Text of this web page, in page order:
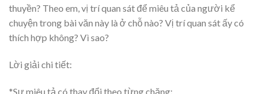
thuyền? Theo em, vị trí quan sát để miêu tả của người kể
chuyện trong bài văn này là ở chỗ nào? Vị trí quan sát ấy có
thích hợp không? Vì sao?
Lời giải chi tiết:
*Sự miêu tả có thay đổi theo từng chặng: